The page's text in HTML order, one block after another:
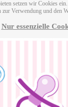
setzen wir Cookies
zur Verwendung und den
Nur essenzielle